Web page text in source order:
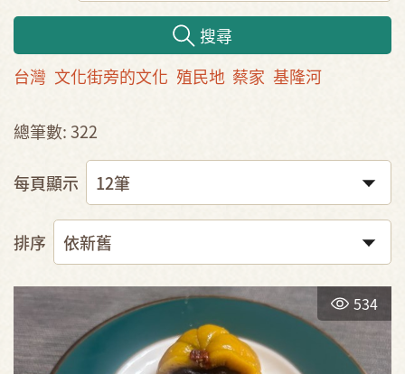
搜尋
台灣 文化街旁的文化 殖民地 蔡家 基隆河
總筆數: 322
每頁顯示
排序
534